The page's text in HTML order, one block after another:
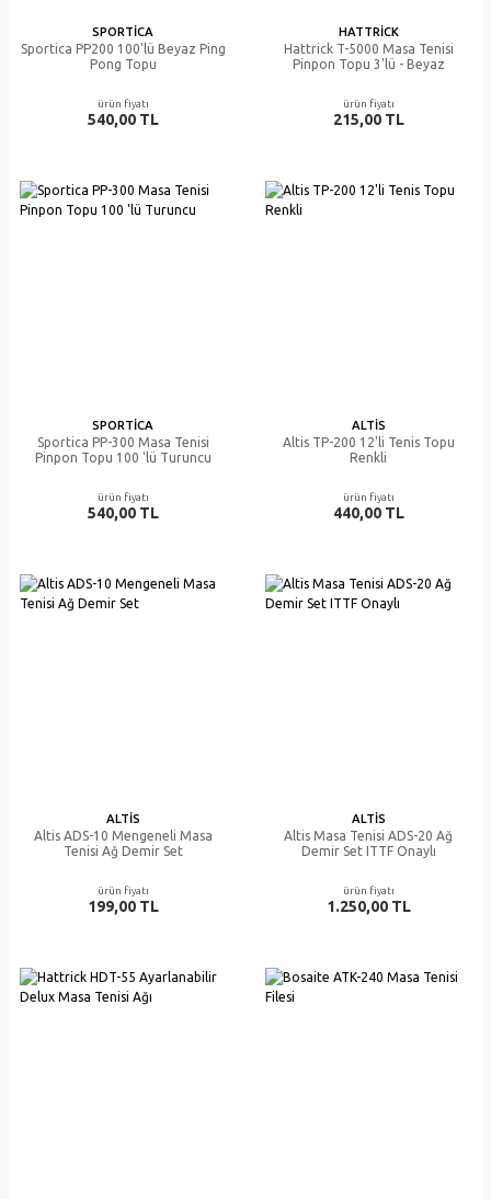
SPORTICA
Sportica PP200 100'lü Beyaz Ping
Pong Topu
ürün fiyatı
540,00 TL
HATTRICK
Hattrick T-5000 Masa Tenisi
Pinpon Topu 3'lü - Beyaz
ürün fiyatı
215,00 TL
SPORTICA
Sportica PP-300 Masa Tenisi
Pinpon Topu 100 'lü Turuncu
ürün fiyatı
540,00 TL
ALTIS
Altis TP-200 12'li Tenis Topu
Renkli
ürün fiyatı
440,00 TL
ALTIS
Altis ADS-10 Mengeneli Masa
Tenisi Ağ Demir Set
ürün fiyatı
199,00 TL
ALTIS
Altis Masa Tenisi ADS-20 Ağ
Demir Set ITTF Onaylı
ürün fiyatı
1.250,00 TL